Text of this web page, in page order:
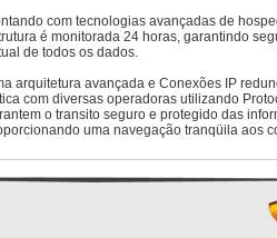
com tecnologias avançadas de
é monitorada 24 horas, garantindo
de todos os dados.
arquitetura avançada e Conexões IP
com diversas operadoras utilizando
o transito seguro e protegido das
uma navegação tranqüila aos